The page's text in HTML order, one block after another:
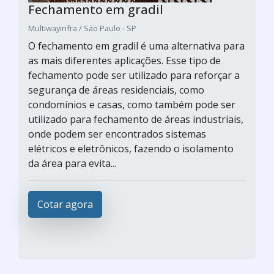
Fechamento em gradil
Multiwayinfra / São Paulo - SP
O fechamento em gradil é uma alternativa para
as mais diferentes aplicações. Esse tipo de
fechamento pode ser utilizado para reforçar a
segurança de áreas residenciais, como
condomínios e casas, como também pode ser
utilizado para fechamento de áreas industriais,
onde podem ser encontrados sistemas
elétricos e eletrônicos, fazendo o isolamento
da área para evita...
Cotar agora